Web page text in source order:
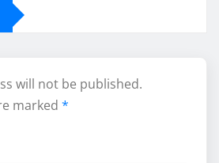
will not be published.
marked *